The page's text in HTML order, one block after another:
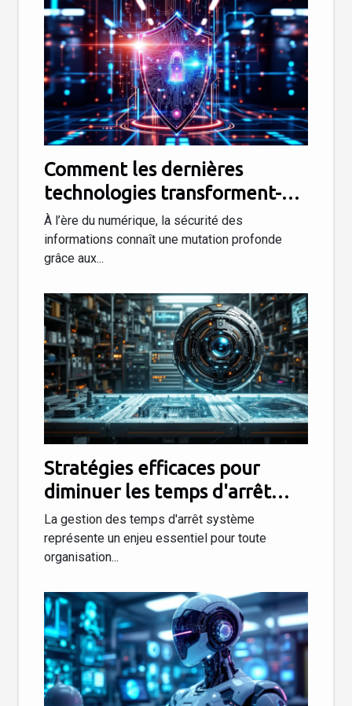
Comment les dernières
technologies transforment-
elles la sécurité des
informations ?
À l’ère du numérique, la sécurité des
informations connaît une mutation profonde
grâce aux...
Stratégies efficaces pour
diminuer les temps d'arrêt
système
La gestion des temps d'arrêt système
représente un enjeu essentiel pour toute
organisation...